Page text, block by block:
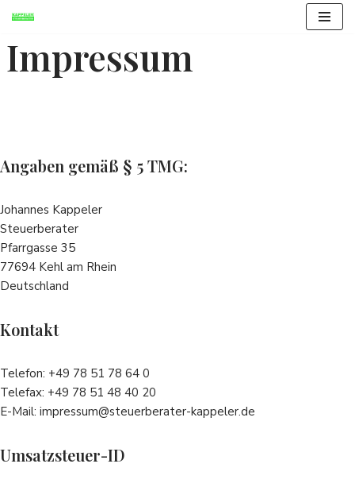
Zum
Inhalt
springen
Impressum
Angaben gemäß § 5 TMG:
Johannes Kappeler
Steuerberater
Pfarrgasse 35
77694 Kehl am Rhein
Deutschland
Kontakt
Telefon: +49 78 51 78 64 0
Telefax: +49 78 51 48 40 20
E-Mail: impressum@steuerberater-kappeler.de
Umsatzsteuer-ID